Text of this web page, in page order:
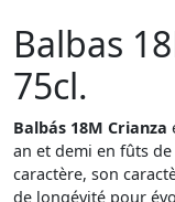
Balbas
75cl.
Balbás 18M Crianza
an et demi en fûts
caractère, son
de longévité pour